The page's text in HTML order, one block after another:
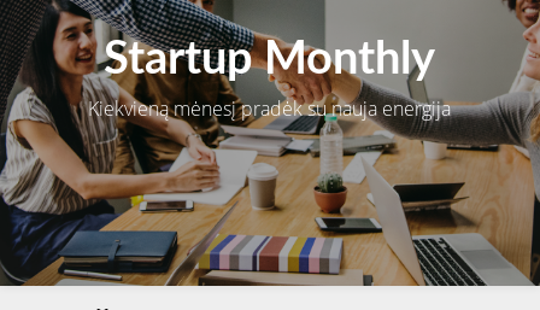
Startup Monthly
Kiekvieną mėnesį pradėk su nauja energija